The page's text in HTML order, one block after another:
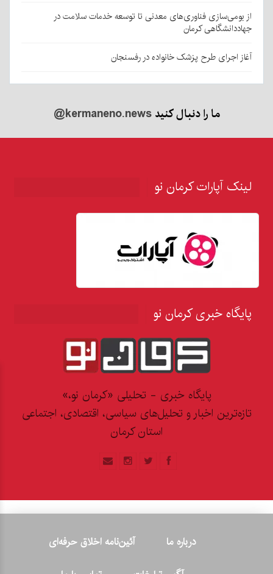
از بومی‌سازی فناوری‌های معدنی تا توسعه خدمات سلامت در
جهاددانشگاهی کرمان
آغاز اجرای طرح پزشک خانواده در رفسنجان
ما را دنبال کنید@kermaneno.news
لینک آپارات کرمان نو
پایگاه خبری کرمان نو
پایگاه خبری - تحلیلی «کرمان نو،»
تازه‌ترین اخبار و تحلیل‌های سیاسی، اقتصادی، اجتماعی
استان کرمان
درباره ما
آئین‌نامه اخلاق حرفه‌ای